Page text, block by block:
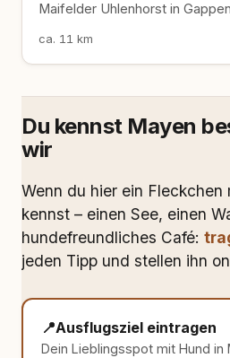
Maifelder Uhlenhorst in
ca. 11 km
Du kennst Mayen
wir
Wenn du hier ein Fleckchen
kennst – einen See, einen
hundefreundliches Café:
jeden Tipp und stellen ihn
📍Ausflugsziel eintragen
Dein Lieblingsspot mit Hund in